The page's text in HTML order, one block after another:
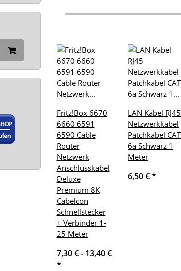
Fritz!Box 6670
6660 6591
6590 Cable
Router
Netzwerk
Anschlusskabel
Deluxe
Premium 8K
Cabelcon
Schnellstecker
+ Verbinder 1-
25 Meter
7,30 € - 13,40 €
*
LAN Kabel RJ45
Netzwerkkabel
Patchkabel CAT
6a Schwarz 1
Meter
6,50 €*